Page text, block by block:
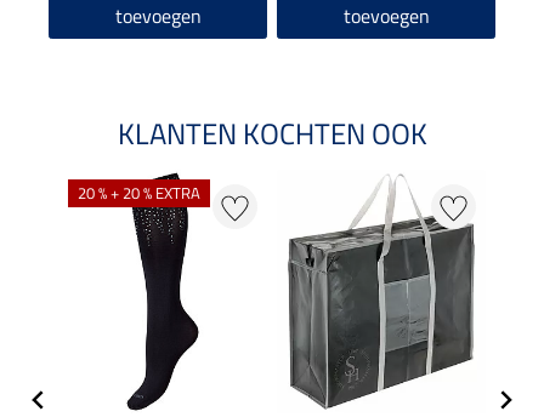
toevoegen toevoegen
KLANTEN KOCHTEN OOK
20 % + 20 % EXTRA